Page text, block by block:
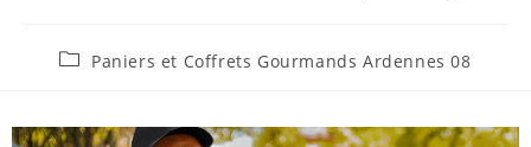
Paniers et Coffrets Gourmands Ardennes 08